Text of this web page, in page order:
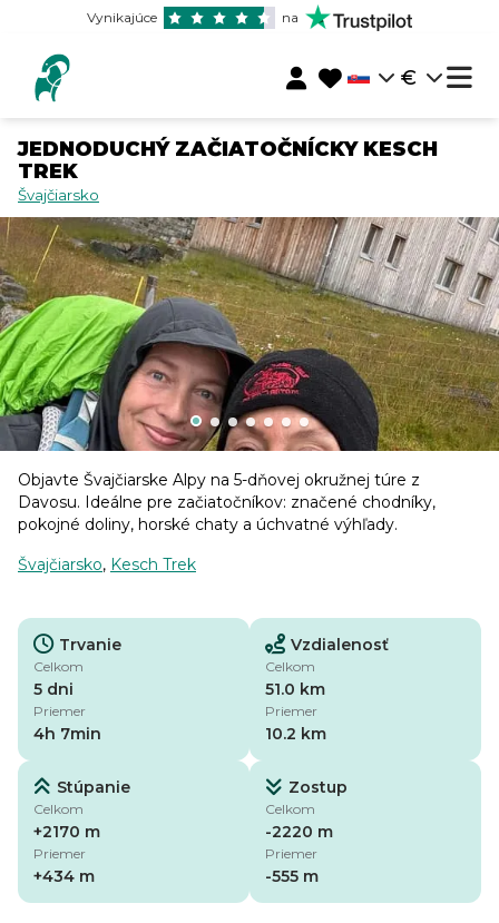
Vynikajúce na
€
JEDNODUCHÝ ZAČIATOČNÍCKY KESCH
TREK
Švajčiarsko
Objavte Švajčiarske Alpy na 5-dňovej okružnej túre z
Davosu. Ideálne pre začiatočníkov: značené chodníky,
pokojné doliny, horské chaty a úchvatné výhľady.
Švajčiarsko, Kesch Trek
Trvanie
Celkom
5 dni
Priemer
4h 7min
Vzdialenosť
Celkom
51.0 km
Priemer
10.2 km
Stúpanie
Celkom
+2170 m
Priemer
+434 m
Zostup
Celkom
-2220 m
Priemer
-555 m